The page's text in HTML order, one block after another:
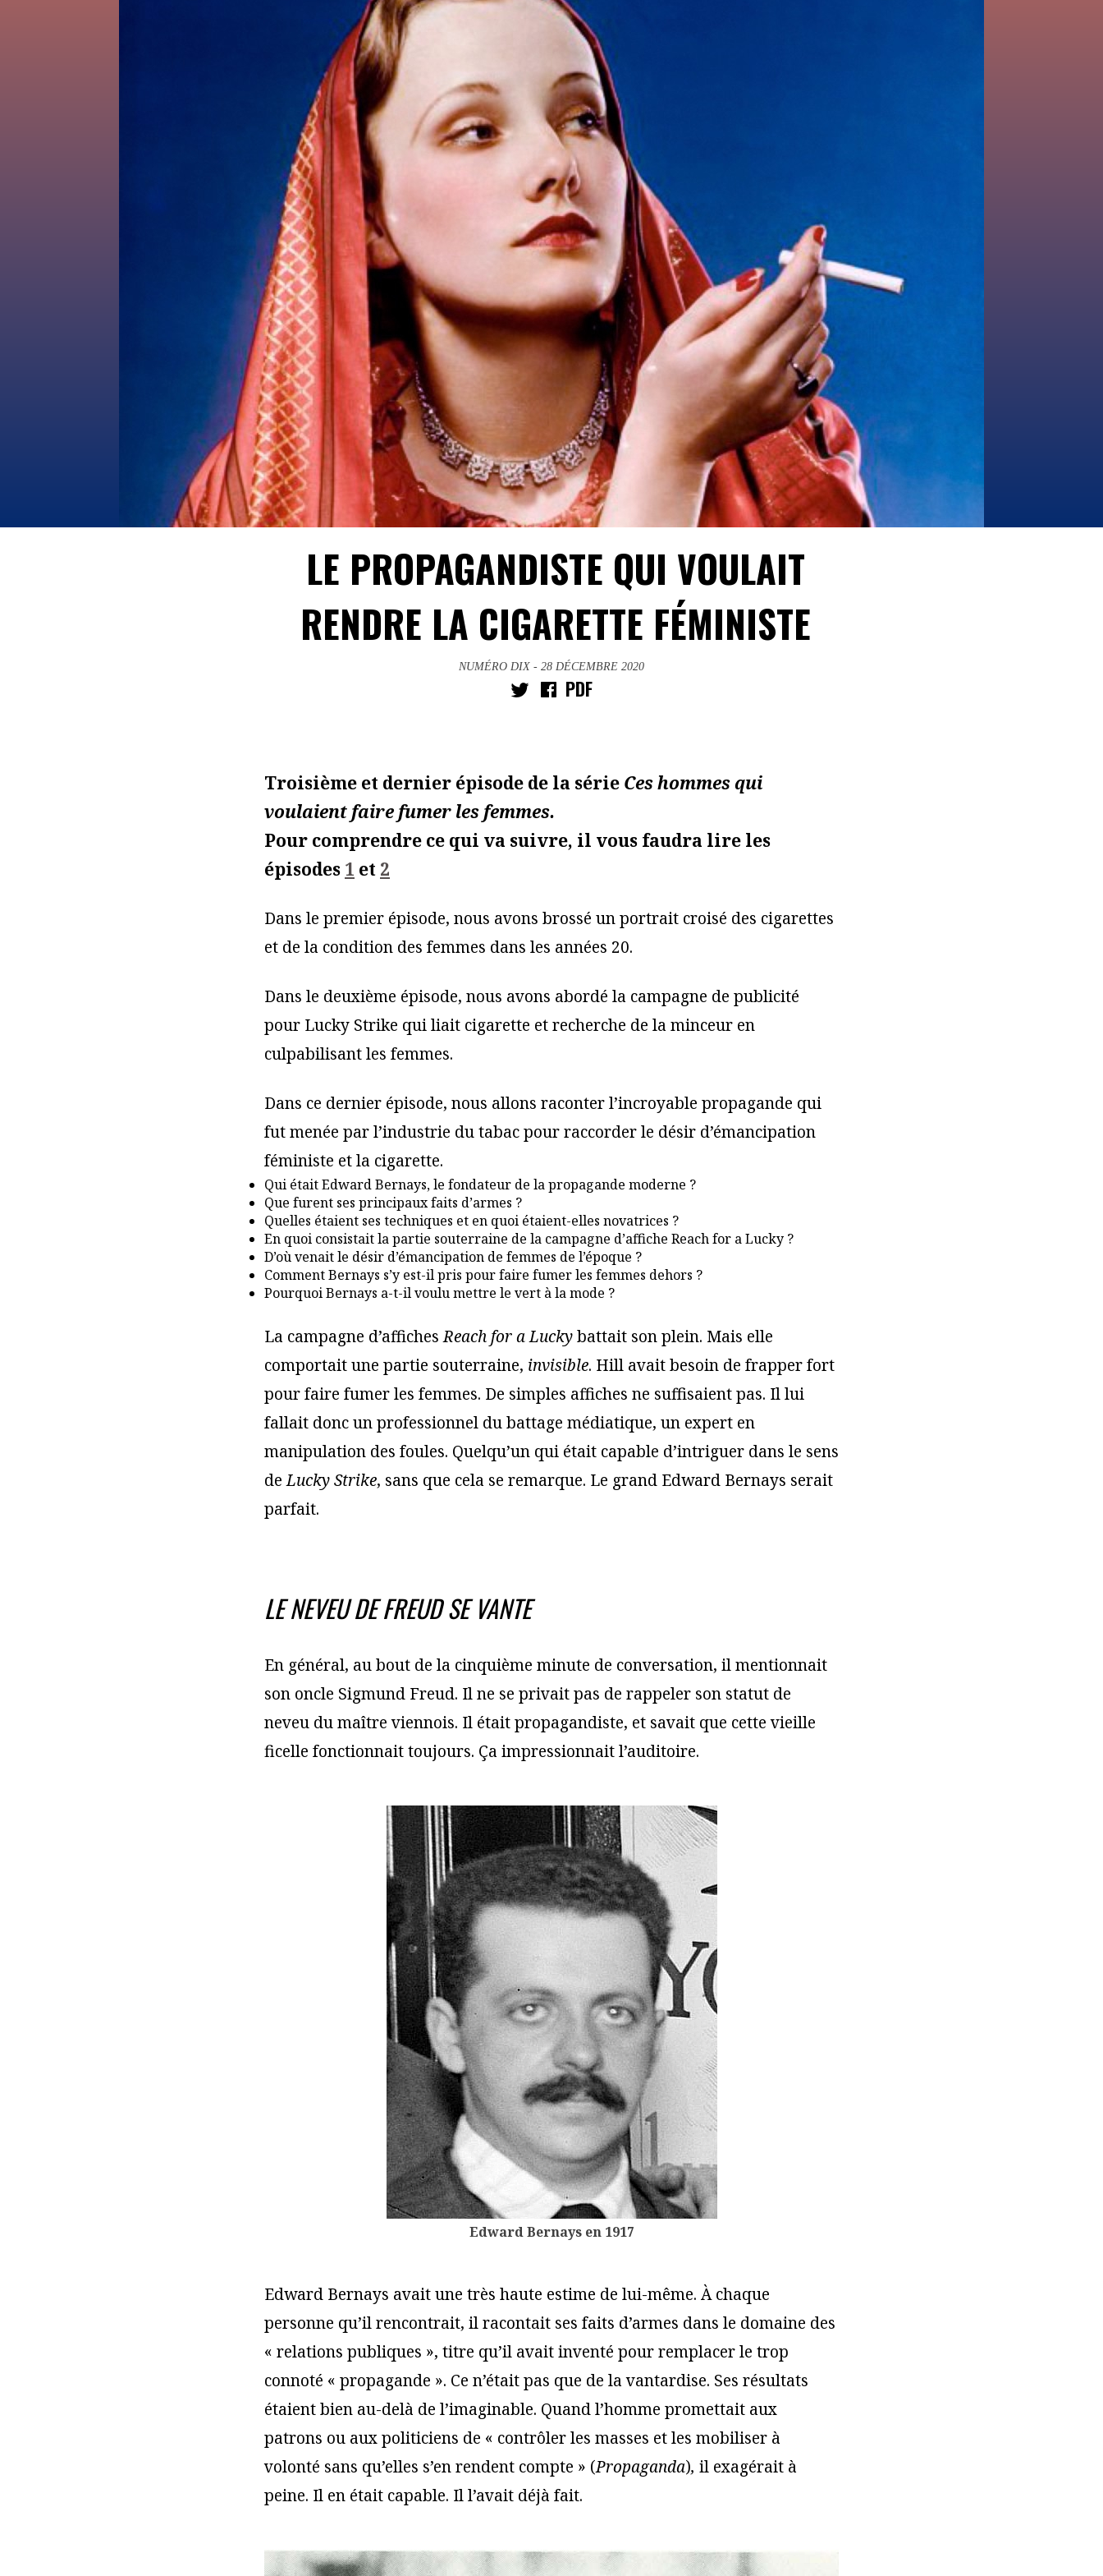
LE PROPAGANDISTE QUI VOULAIT
RENDRE LA CIGARETTE FÉMINISTE
NUMÉRO DIX - 28 DÉCEMBRE 2020
PDF
Troisième et dernier épisode de la série Ces hommes qui
voulaient faire fumer les femmes.
Pour comprendre ce qui va suivre, il vous faudra lire les
épisodes 1 et 2
Dans le premier épisode, nous avons brossé un portrait croisé des cigarettes
et de la condition des femmes dans les années 20.
Dans le deuxième épisode, nous avons abordé la campagne de publicité
pour Lucky Strike qui liait cigarette et recherche de la minceur en
culpabilisant les femmes.
Dans ce dernier épisode, nous allons raconter l’incroyable propagande qui
fut menée par l’industrie du tabac pour raccorder le désir d’émancipation
féministe et la cigarette.
Qui était Edward Bernays, le fondateur de la propagande moderne ?
Que furent ses principaux faits d’armes ?
Quelles étaient ses techniques et en quoi étaient-elles novatrices ?
En quoi consistait la partie souterraine de la campagne d’affiche Reach for a Lucky ?
D’où venait le désir d’émancipation de femmes de l’époque ?
Comment Bernays s’y est-il pris pour faire fumer les femmes dehors ?
Pourquoi Bernays a-t-il voulu mettre le vert à la mode ?
La campagne d’affichesReach for a Luckybattait son plein. Mais elle
comportait une partie souterraine, invisible. Hill avait besoin de frapper fort
pour faire fumer les femmes. De simples affiches ne suffisaient pas. Il lui
fallait donc un professionnel du battage médiatique, un expert en
manipulation des foules. Quelqu’un qui était capable d’intriguer dans le sens
deLucky Strike, sans que cela se remarque. Le grand Edward Bernays serait
parfait.
LE NEVEU DE FREUD SE VANTE
En général, au bout de la cinquième minute de conversation, il mentionnait
son oncle Sigmund Freud. Il ne se privait pas de rappeler son statut de
neveu du maître viennois. Il était propagandiste, et savait que cette vieille
ficelle fonctionnait toujours. Ça impressionnait l’auditoire.
Edward Bernays en 1917
Edward Bernays avait une très haute estime de lui-même. À chaque
personne qu’il rencontrait, il racontait ses faits d’armes dans le domaine des
« relations publiques », titre qu’il avait inventé pour remplacer le trop
connoté « propagande ». Ce n’était pas que de la vantardise. Ses résultats
étaient bien au-delà de l’imaginable. Quand l’homme promettait aux
patrons ou aux politiciens de « contrôler les masses et les mobiliser à
volonté sans qu’elles s’en rendent compte » (Propaganda), il exagérait à
peine. Il en était capable. Il l’avait déjà fait.